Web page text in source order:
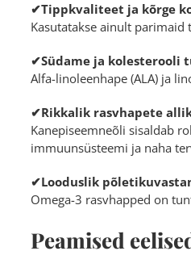
✔Tippkvaliteet ja kõrge
Kasutatakse ainult
✔Südame ja kolesterooli
Alfa-linoleenhape (ALA) ja
✔Rikkalik rasvhapete
Kanepiseemneõli sisaldab
immuunsüsteemi ja naha
✔Looduslik
Omega-3 rasvhapped on
Peamised